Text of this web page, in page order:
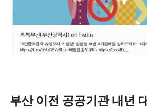
부산 이전 공공기관 내년